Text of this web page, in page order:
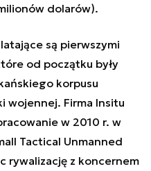
dolarów).
są pierwszymi
od początku były
korpusu
wojennej. Firma Insitu
w 2010 r. w
Tactical Unmanned
rywalizację z koncernem